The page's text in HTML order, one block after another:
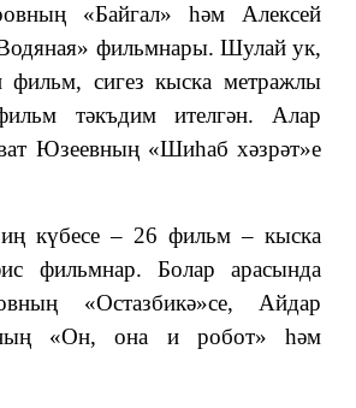
«Байгал» һәм Алексей
фильмнары. Шулай ук,
фильм, сигез кыска метражлы
тәкъдим ителгән. Алар
Юзеевның «Шиһаб хәзрәт»е
иң күбесе – 26 фильм – кыска
фильмнар. Болар арасында
«Остазбикә»се, Айдар
«Он, она и робот» һәм